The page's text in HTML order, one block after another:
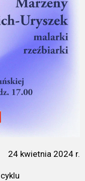
24 kwietnia 2024 r.